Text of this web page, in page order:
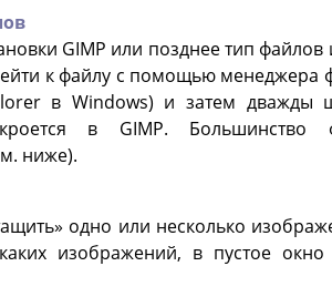
GIMP или позднее тип
к файлу с помощью менеджера
в Windows) и затем дважды
в GIMP. Большинство
ниже).
» одно или несколько
изображений, в пустое